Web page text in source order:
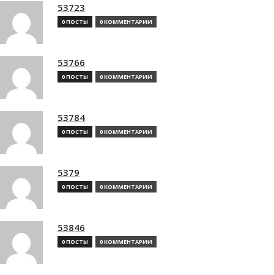
53723
0 ПОСТЫ 0 КОММЕНТАРИИ
53766
0 ПОСТЫ 0 КОММЕНТАРИИ
53784
0 ПОСТЫ 0 КОММЕНТАРИИ
5379
0 ПОСТЫ 0 КОММЕНТАРИИ
53846
0 ПОСТЫ 0 КОММЕНТАРИИ